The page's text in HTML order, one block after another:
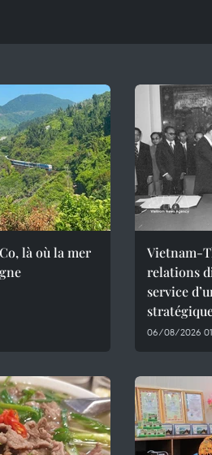
là où la mer
Vietnam-
relations
service
06/08/2026